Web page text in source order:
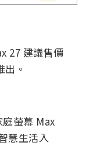
27 建議售價
。
螢幕 Max
慧生活入